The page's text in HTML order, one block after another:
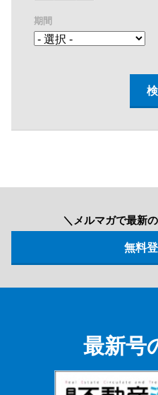
期間
＼メルマガで最新
最新号